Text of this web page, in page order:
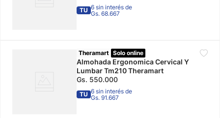
TU 6 sin interés de
Gs. 68.667
Theramart Solo online
Almohada Ergonomica Cervical Y
Lumbar Tm210 Theramart
Gs. 550.000
TU 6 sin interés de
Gs. 91.667